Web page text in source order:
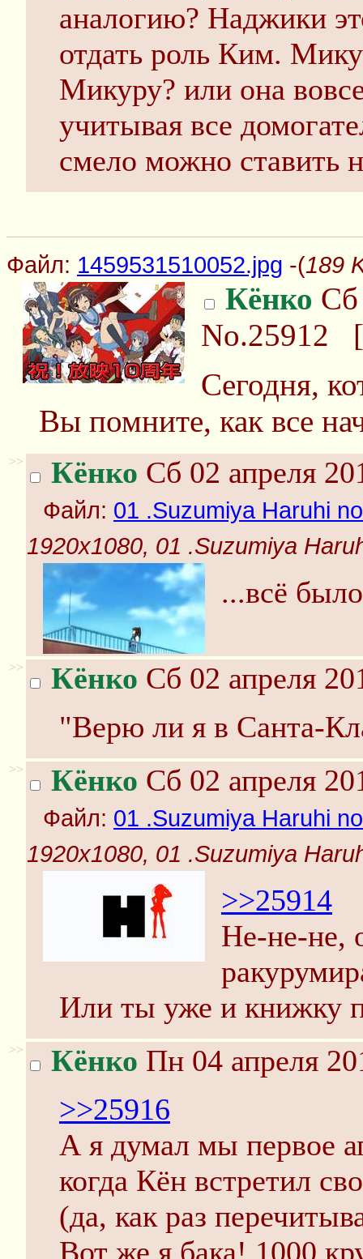
аналогию? Наджики
отдать роль Ким.
Микуру? или она
учитывая все
смело можно ставить
Файл: 1459531510052.jpg -(189
Кёнко Сб
No.25912 [
Сегодня,
Вы помните, как все
>> Кёнко Сб 02 апреля
Файл: 01 .Suzumiya Haruhi
1920x1080, 01 .Suzumiya
...всё
>> Кёнко Сб 02 апреля
"Верю ли я в Санта-
>> Кёнко Сб 02 апреля
Файл: 01 .Suzumiya Haruhi
1920x1080, 01 .Suzumiya
>>25914
Не-не-не,
Или ты уже и книжку
>> Кёнко Пн 04 апреля
>>25916
А я думал мы первое
когда Кён встретил
(да, как раз
Вот же я бака! 1000